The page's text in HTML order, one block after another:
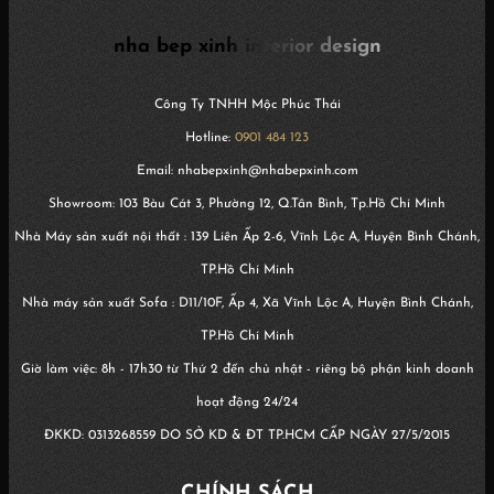
nha bep xinh interior design
Công Ty TNHH Mộc Phúc Thái
Hotline: 0901 484 123
Email: nhabepxinh@nhabepxinh.com
Showroom: 103 Bàu Cát 3, Phường 12, Q.Tân Bình, Tp.Hồ Chí Minh
Nhà Máy sản xuất nội thất : 139 Liên Ấp 2-6, Vĩnh Lộc A, Huyện Bình Chánh,
TP.Hồ Chí Minh
Nhà máy sản xuất Sofa : D11/10F, Ấp 4, Xã Vĩnh Lộc A, Huyện Bình Chánh,
TP.Hồ Chí Minh
Giờ làm việc: 8h - 17h30 từ Thứ 2 đến chủ nhật - riêng bộ phận kinh doanh
hoạt động 24/24
ĐKKD: 0313268559 DO SỞ KD & ĐT TP.HCM CẤP NGÀY 27/5/2015